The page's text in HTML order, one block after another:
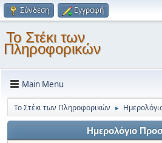
Σύνδεση Εγγραφή
Το Στέκι των
Πληροφορικών
Main Menu
Το Στέκι των Πληροφορικών ►
Ημερολόγιο